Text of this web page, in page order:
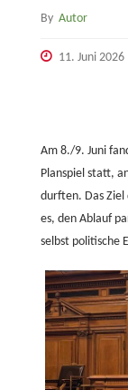
By Autor
11. Juni 2026
Am 8./9. Juni
Planspiel statt,
durften. Das Ziel
es, den Ablauf
selbst politische